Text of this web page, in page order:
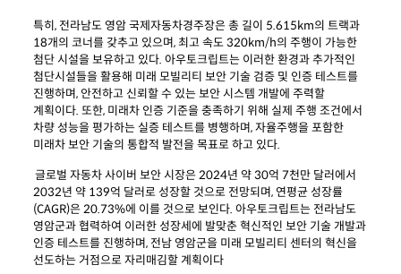
특히, 전라남도 영암 국제자동차경주장은 총 길이 5.615km의 트랙과
18개의 코너를 갖추고 있으며, 최고 속도 320km/h의 주행이 가능한
첨단 시설을 보유하고 있다. 아우토크립트는 이러한 환경과 추가적인
첨단시설들을 활용해 미래 모빌리티 보안 기술 검증 및 인증 테스트를
진행하며, 안전하고 신뢰할 수 있는 보안 시스템 개발에 주력할
계획이다. 또한, 미래차 인증 기준을 충족하기 위해 실제 주행 조건에서
차량 성능을 평가하는 실증 테스트를 병행하며, 자율주행을 포함한
미래차 보안 기술의 통합적 발전을 목표로 하고 있다.
글로벌 자동차 사이버 보안 시장은 2024년 약 30억 7천만 달러에서
2032년 약 139억 달러로 성장할 것으로 전망되며, 연평균 성장률
(CAGR)은 20.73%에 이를 것으로 보인다. 아우토크립트는 전라남도
영암군과 협력하여 이러한 성장세에 발맞춘 혁신적인 보안 기술 개발과
인증 테스트를 진행하며, 전남 영암군을 미래 모빌리티 센터의 혁신을
선도하는 거점으로 자리매김할 계획이다